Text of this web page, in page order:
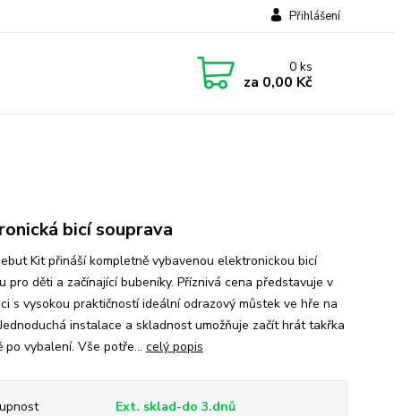
Přihlášení
0ks
za 0,00 Kč
bicí souprava
Kit přináší kompletně vybavenou elektronickou bicí
pro děti a začínající bubeníky. Příznivá cena představuje v
s vysokou praktičností ideální odrazový můstek ve hře na
instalace a skladnost umožňuje začít hrát takřka
po vybalení. Vše potře... celý popis
Ext. sklad-do 3.dnů